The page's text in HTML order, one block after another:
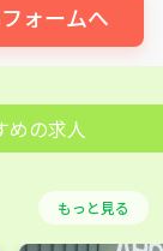
ォームへ
めの求人
もっと見る